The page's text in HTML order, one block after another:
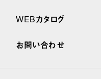
WEBカタログ
お問い合わせ